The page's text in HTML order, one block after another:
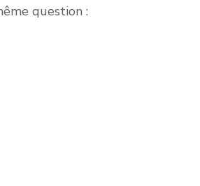
question :